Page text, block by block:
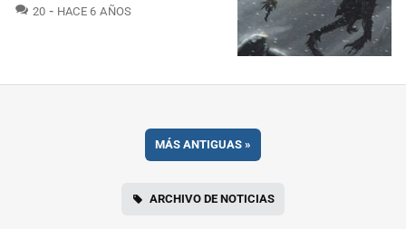
20 COMENTARIOS
HACE 6 AÑOS
MÁS ANTIGUAS »
ARCHIVO DE NOTICIAS